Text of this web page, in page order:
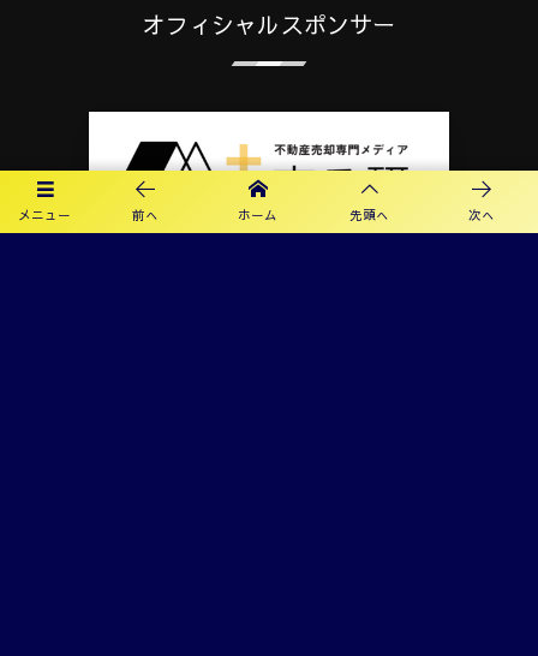
メニュー 前へ ホーム 先頭へ 次へ
オフィシャルスポンサー